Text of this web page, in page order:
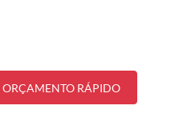
ORÇAMENTO RÁPIDO